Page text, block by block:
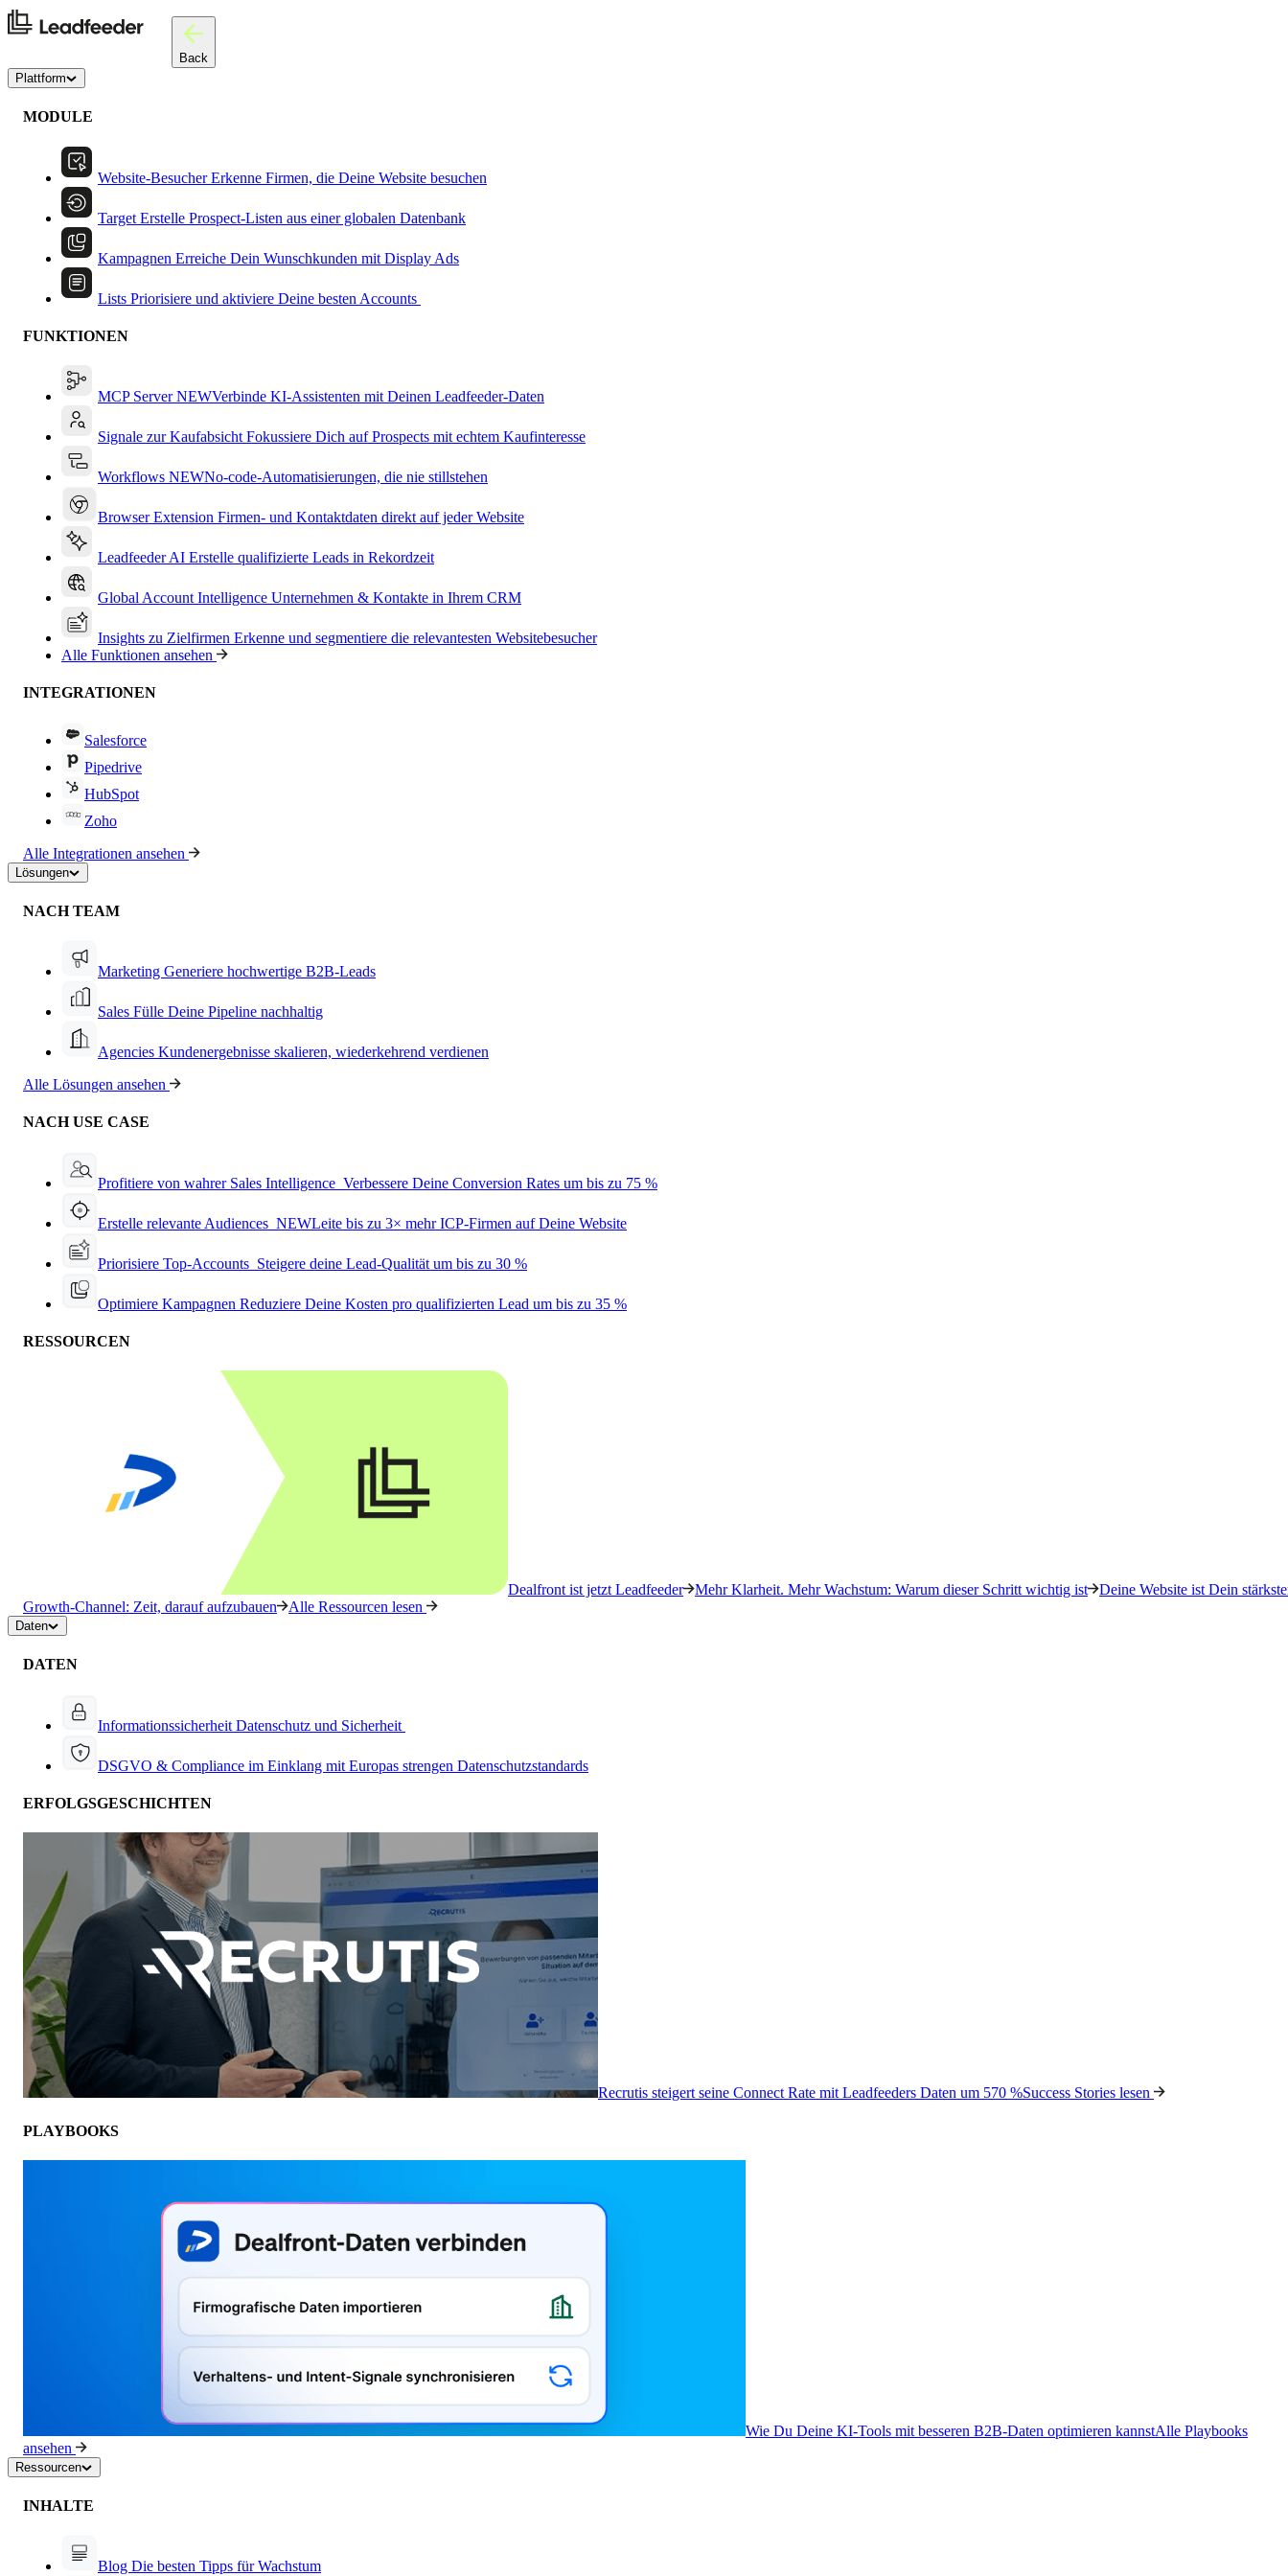
Back
Plattform
MODULE
Website-BesucherErkenne Firmen, die Deine Website besuchen
Target Erstelle Prospect-Listen aus einer globalen Datenbank
Kampagnen Erreiche Dein Wunschkunden mit Display Ads
Lists Priorisiere und aktiviere Deine besten Accounts
FUNKTIONEN
MCP ServerNEWVerbinde KI-Assistenten mit Deinen Leadfeeder-Daten
Signale zur Kaufabsicht Fokussiere Dich auf Prospects mit echtem Kaufinteresse
Workflows NEWNo-code-Automatisierungen, die nie stillstehen
Browser Extension Firmen- und Kontaktdaten direkt auf jeder Website
Leadfeeder AI Erstelle qualifizierte Leads in Rekordzeit
Global Account Intelligence Unternehmen & Kontakte in Ihrem CRM
Insights zu Zielfirmen Erkenne und segmentiere die relevantesten Websitebesucher
Alle Funktionen ansehen
INTEGRATIONEN
Salesforce
Pipedrive
HubSpot
Zoho
Alle Integrationen ansehen
Lösungen
NACH TEAM
Marketing Generiere hochwertige B2B-Leads
Sales Fülle Deine Pipeline nachhaltig
Agencies Kundenergebnisse skalieren, wiederkehrend verdienen
Alle Lösungen ansehen
NACH USE CASE
Profitiere von wahrer Sales Intelligence Verbessere Deine Conversion Rates um bis zu 75 %
Erstelle relevante Audiences NEWLeite bis zu 3× mehr ICP-Firmen auf Deine Website
Priorisiere Top-Accounts Steigere deine Lead-Qualität um bis zu 30 %
Optimiere Kampagnen Reduziere Deine Kosten pro qualifizierten Lead um bis zu 35 %
RESSOURCEN
Dealfront ist jetzt Leadfeeder Mehr Klarheit. Mehr Wachstum: Warum dieser Schritt wichtig ist
Deine Website ist Dein
Growth-Channel: Zeit, darauf aufzubauen
Alle Ressourcen lesen
Daten
DATEN
Informationssicherheit Datenschutz und Sicherheit
DSGVO & Compliance im Einklang mit Europas strengen Datenschutzstandards
ERFOLGSGESCHICHTEN
Recrutis steigert seine Connect Rate mit Leadfeeders Daten um 570 %Success Stories lesen
PLAYBOOKS
Wie Du Deine KI-Tools mit besseren B2B-Daten optimieren kannstAlle Playbooks
ansehen
Ressourcen
INHALTE
Blog Die besten Tipps für Wachstum